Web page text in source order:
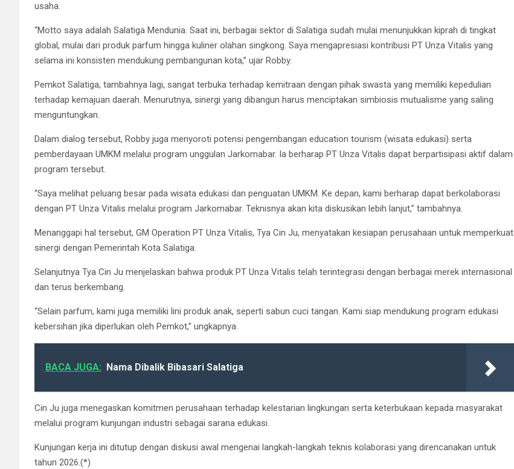
usaha.
“Motto saya adalah Salatiga Mendunia. Saat ini, berbagai sektor di Salatiga sudah mulai menunjukkan kiprah di tingkat
global, mulai dari produk parfum hingga kuliner olahan singkong. Saya mengapresiasi kontribusi PT Unza Vitalis yang
selama ini konsisten mendukung pembangunan kota,” ujar Robby.
Pemkot Salatiga, tambahnya lagi, sangat terbuka terhadap kemitraan dengan pihak swasta yang memiliki kepedulian
terhadap kemajuan daerah. Menurutnya, sinergi yang dibangun harus menciptakan simbiosis mutualisme yang saling
menguntungkan.
Dalam dialog tersebut, Robby juga menyoroti potensi pengembangan education tourism (wisata edukasi) serta
pemberdayaan UMKM melalui program unggulan Jarkomabar. Ia berharap PT Unza Vitalis dapat berpartisipasi aktif dalam
program tersebut.
“Saya melihat peluang besar pada wisata edukasi dan penguatan UMKM. Ke depan, kami berharap dapat berkolaborasi
dengan PT Unza Vitalis melalui program Jarkomabar. Teknisnya akan kita diskusikan lebih lanjut,” tambahnya.
Menanggapi hal tersebut, GM Operation PT Unza Vitalis, Tya Cin Ju, menyatakan kesiapan perusahaan untuk memperkuat
sinergi dengan Pemerintah Kota Salatiga.
Selanjutnya Tya Cin Ju menjelaskan bahwa produk PT Unza Vitalis telah terintegrasi dengan berbagai merek internasional
dan terus berkembang.
“Selain parfum, kami juga memiliki lini produk anak, seperti sabun cuci tangan. Kami siap mendukung program edukasi
kebersihan jika diperlukan oleh Pemkot,” ungkapnya.
BACA JUGA: Nama Dibalik Bibasari Salatiga
Cin Ju juga menegaskan komitmen perusahaan terhadap kelestarian lingkungan serta keterbukaan kepada masyarakat
melalui program kunjungan industri sebagai sarana edukasi.
Kunjungan kerja ini ditutup dengan diskusi awal mengenai langkah-langkah teknis kolaborasi yang direncanakan untuk
tahun 2026.(*)